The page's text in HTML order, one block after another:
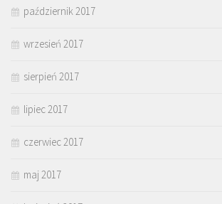
październik 2017
wrzesień 2017
sierpień 2017
lipiec 2017
czerwiec 2017
maj 2017